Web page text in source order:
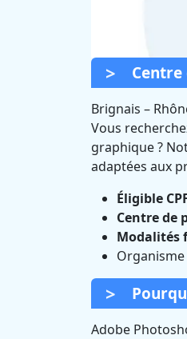
Brignais –
Vous
graphique ?
adaptées aux
Éligible
Centre de
Modalités
Adobe